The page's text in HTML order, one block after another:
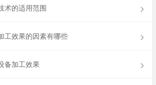
术的适用范围
工效果的因素有哪些
备加工效果